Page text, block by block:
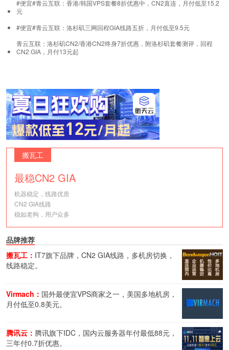
#便宜#青云互联：香港/韩国VPS套餐8折优惠中，CN2直连，月付低至15.2
元
#便宜#青云互联：洛杉矶三网回程GIA线路五折，月付低至9.5元
青云互联：洛杉矶CN2/香港CN2终身7折优惠，附洛杉矶套餐测评，回程
CN2 GIA，月付13元起
搬瓦工
最稳CN2 GIA
机器稳定，线路优质
CN2 GIA线路
稳如老狗，用户众多
品牌推荐
搬瓦工： IT7旗下品牌，CN2 GIA线路，多机房切换，
线路稳定。
Virmach： 国外最便宜VPS商家之一，美国多地机房，
月付低至0.8美元。
腾讯云： 腾讯旗下IDC，国内云服务器年付最低88元，
三年付0.7折优惠。